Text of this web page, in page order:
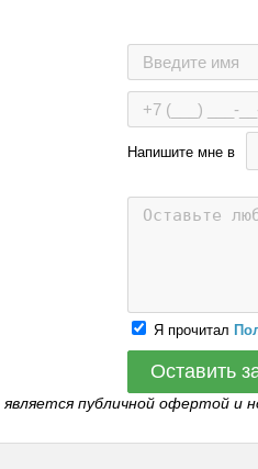
Напишите мне в
Я прочитал
Оставить
публичной офертой и